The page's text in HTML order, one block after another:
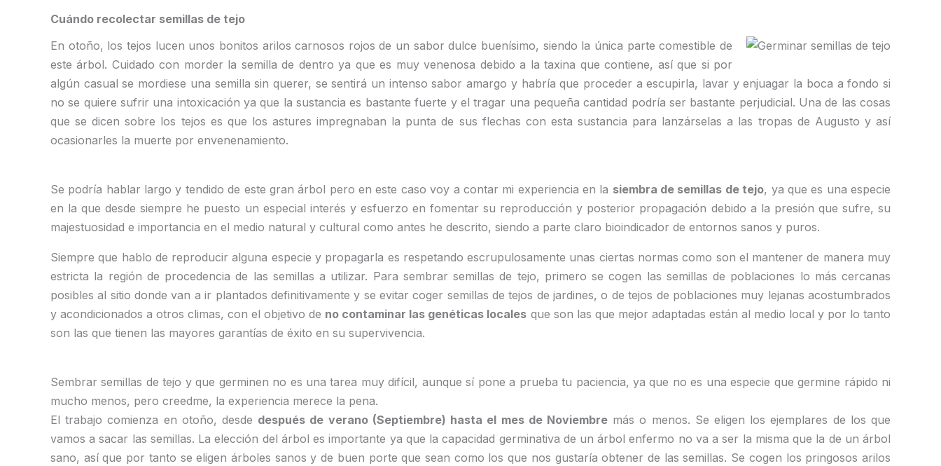
Cuándo recolectar semillas de tejo
En otoño, los tejos lucen unos bonitos arilos carnosos rojos de un sabor dulce buenísimo, siendo la única parte comestible de
este árbol. Cuidado con morder la semilla de dentro ya que es muy venenosa debido a la taxina que contiene, así que si por
algún casual se mordiese una semilla sin querer, se sentirá un intenso sabor amargo y habría que proceder a escupirla, lavar y enjuagar la boca a fondo si
no se quiere sufrir una intoxicación ya que la sustancia es bastante fuerte y el tragar una pequeña cantidad podría ser bastante perjudicial. Una de las cosas
que se dicen sobre los tejos es que los astures impregnaban la punta de sus flechas con esta sustancia para lanzárselas a las tropas de Augusto y así
ocasionarles la muerte por envenenamiento.
Se podría hablar largo y tendido de este gran árbol pero en este caso voy a contar mi experiencia en la siembra de semillas de tejo, ya que es una especie
en la que desde siempre he puesto un especial interés y esfuerzo en fomentar su reproducción y posterior propagación debido a la presión que sufre, su
majestuosidad e importancia en el medio natural y cultural como antes he descrito, siendo a parte claro bioindicador de entornos sanos y puros.
Siempre que hablo de reproducir alguna especie y propagarla es respetando escrupulosamente unas ciertas normas como son el mantener de manera muy
estricta la región de procedencia de las semillas a utilizar. Para sembrar semillas de tejo, primero se cogen las semillas de poblaciones lo más cercanas
posibles al sitio donde van a ir plantados definitivamente y se evitar coger semillas de tejos de jardines, o de tejos de poblaciones muy lejanas acostumbrados
y acondicionados a otros climas, con el objetivo de no contaminar las genéticas locales que son las que mejor adaptadas están al medio local y por lo tanto
son las que tienen las mayores garantías de éxito en su supervivencia.
Sembrar semillas de tejo y que germinen no es una tarea muy difícil, aunque sí pone a prueba tu paciencia, ya que no es una especie que germine rápido ni
mucho menos, pero creedme, la experiencia merece la pena.
El trabajo comienza en otoño, desde después de verano (Septiembre) hasta el mes de Noviembremás o menos. Se eligen los ejemplares de los que
vamos a sacar las semillas. La elección del árbol es importante ya que la capacidad germinativa de un árbol enfermo no va a ser la misma que la de un árbol
sano, así que por tanto se eligen árboles sanos y de buen porte que sean como los que nos gustaría obtener de las semillas. Se cogen los pringosos arilos